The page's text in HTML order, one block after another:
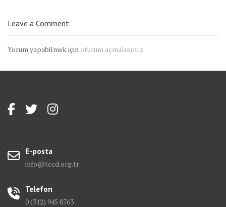
Leave a Comment
Yorum yapabilmek için oturum açmalısınız.
E-posta
info@tccd.org.tr
Telefon
0 (312) 945 8763